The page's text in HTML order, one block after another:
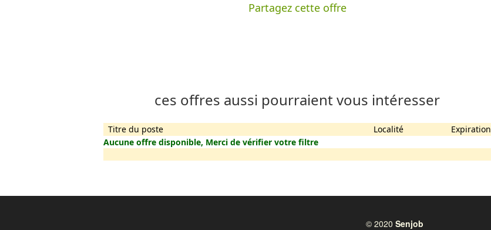
Partagez cette offre
ces offres aussi pourraient vous intéresser
Titre du poste Localité
Expiration
Aucune offre disponible, Merci de vérifier votre filtre
© 2020 Senjob